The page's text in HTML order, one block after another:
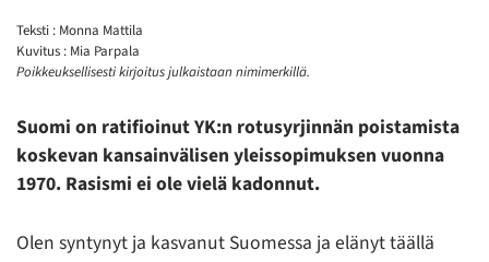
Teksti : Monna Mattila
Kuvitus : Mia Parpala
Poikkeuksellisesti kirjoitus julkaistaan nimimerkillä.
Suomi on ratifioinut YK:n rotusyrjinnän poistamista
koskevan kansainvälisen yleissopimuksen vuonna
1970. Rasismi ei ole vielä kadonnut.
Olen syntynyt ja kasvanut Suomessa ja elänyt täällä